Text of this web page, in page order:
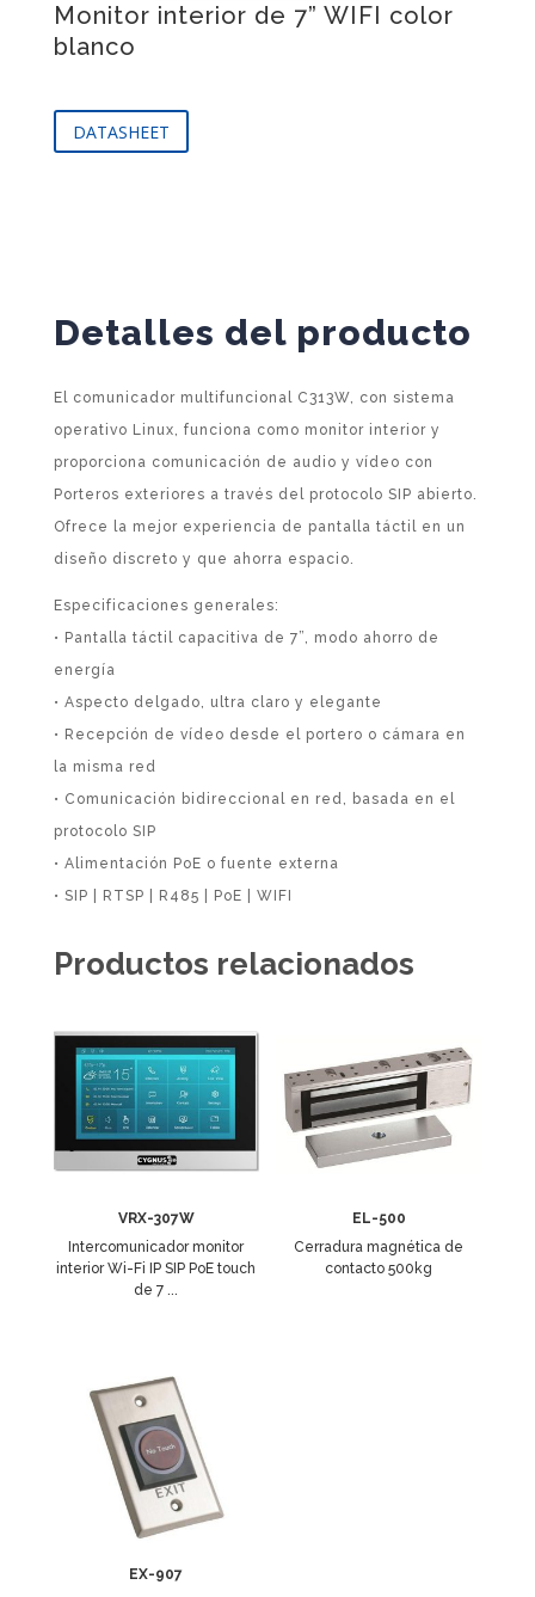
Monitor interior de 7” WIFI color
blanco
DATASHEET
Detalles del producto
El comunicador multifuncional C313W, con sistema
operativo Linux, funciona como monitor interior y
proporciona comunicación de audio y vídeo con
Porteros exteriores a través del protocolo SIP abierto.
Ofrece la mejor experiencia de pantalla táctil en un
diseño discreto y que ahorra espacio.
Especificaciones generales:
• Pantalla táctil capacitiva de 7”, modo ahorro de
energía
• Aspecto delgado, ultra claro y elegante
• Recepción de vídeo desde el portero o cámara en
la misma red
• Comunicación bidireccional en red, basada en el
protocolo SIP
• Alimentación PoE o fuente externa
• SIP | RTSP | R485 | PoE | WIFI
Productos relacionados
VRX-307W
Intercomunicador monitor
interior Wi-Fi IP SIP PoE touch
de 7 ...
EL-500
Cerradura magnética de
contacto 500kg
EX-907